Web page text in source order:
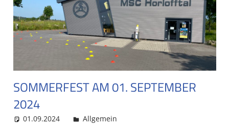
SOMMERFEST AM 01. SEPTEMBER
2024
01.09.2024 MSC Admin
Allgemein